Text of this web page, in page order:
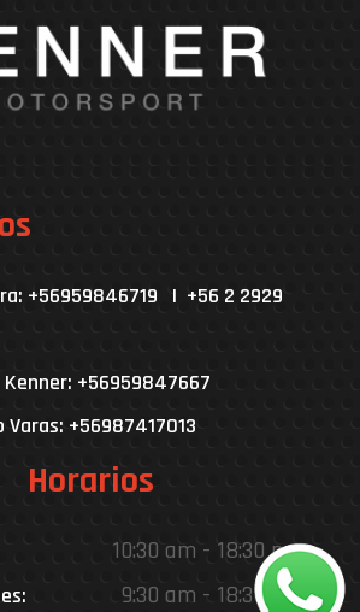
+56959846719 | +56 2 2929
+56959847667
+56987417013
Horarios
10:30 am - 18:30 pm
9:30 am - 18:30 pm